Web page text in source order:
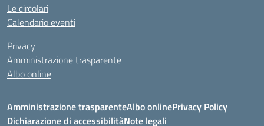
Le circolari
Calendario eventi
Privacy
Amministrazione trasparente
Albo online
Amministrazione trasparenteAlbo onlinePrivacy Policy
Dichiarazione di accessibilitàNote legali